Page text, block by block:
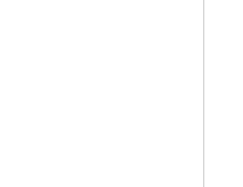
THE WEEK